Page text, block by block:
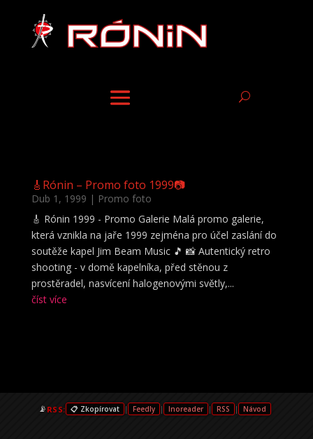
🎸Rónin – Promo foto 1999📷
Dub 1, 1999 | Promo foto
🎸 Rónin 1999 - Promo Galerie Malá promo galerie,
která vznikla na jaře 1999 zejména pro účel zaslání do
soutěže kapel Jim Beam Music 🎵 📸 Autentický retro
shooting - v domě kapelníka, před stěnou z
prostěradel, nasvícení halogenovými světly,...
číst více
📡 RSS: 📋 Zkopírovat | Feedly | Inoreader | RSS | Návod